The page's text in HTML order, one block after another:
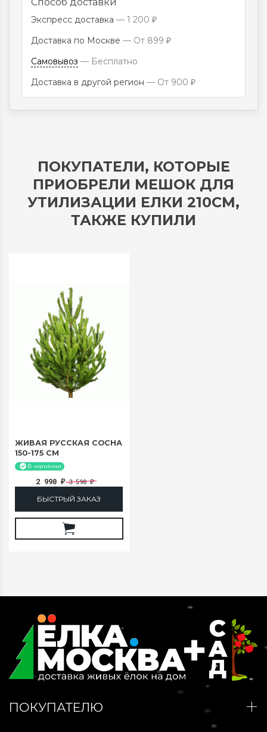
Экспресс доставка 1 200 ₽
Доставка по Москве От 899 ₽
Самовывоз
Бесплатно
Доставка в другой регион
От 900 ₽
ПОКУПАТЕЛИ, КОТОРЫЕ
ПРИОБРЕЛИ МЕШОК ДЛЯ
УТИЛИЗАЦИИ ЕЛКИ 210СМ,
ТАКЖЕ КУПИЛИ
ЖИВАЯ РУССКАЯ СОСНА
150-175 СМ
В наличии
2 990 ₽ 3 590₽
БЫСТРЫЙ ЗАКАЗ
ПОКУПАТЕЛЮ